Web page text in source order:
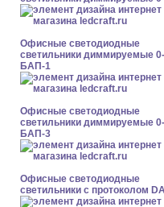
Офисные светодиодные
светильники диммируемые
БАП-1
Офисные светодиодные
светильники диммируемые
БАП-3
Офисные светодиодные
светильники с протоколом